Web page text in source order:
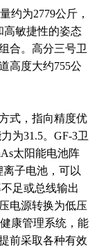
约为2779公斤，
高敏捷性的姿态
合。高分三号卫
高度大约755公
式，指向精度优
为31.5。GF-3卫
太阳能电池阵
离子电池，可以
足或总线输出
电源转换为低压
康管理系统，能
前采取各种有效